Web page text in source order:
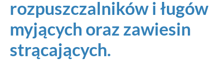
rozpuszczalników i ługów
myjących oraz zawiesin
strącających.